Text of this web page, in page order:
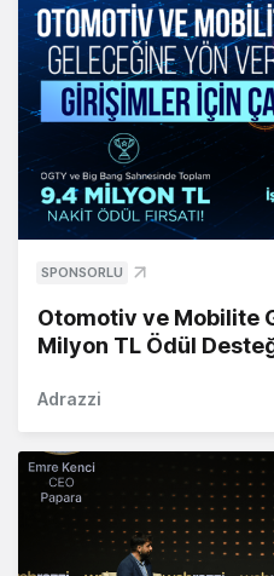
SPONSORLU
Otomotiv ve Mobilite
Milyon TL Ödül
Adrazzi